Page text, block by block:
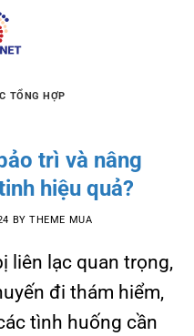
TỔNG HỢP
trì và nâng
hiệu quả?
BYTHEME MUA
liên lạc quan trọng,
đi thám hiểm,
tình huống cần